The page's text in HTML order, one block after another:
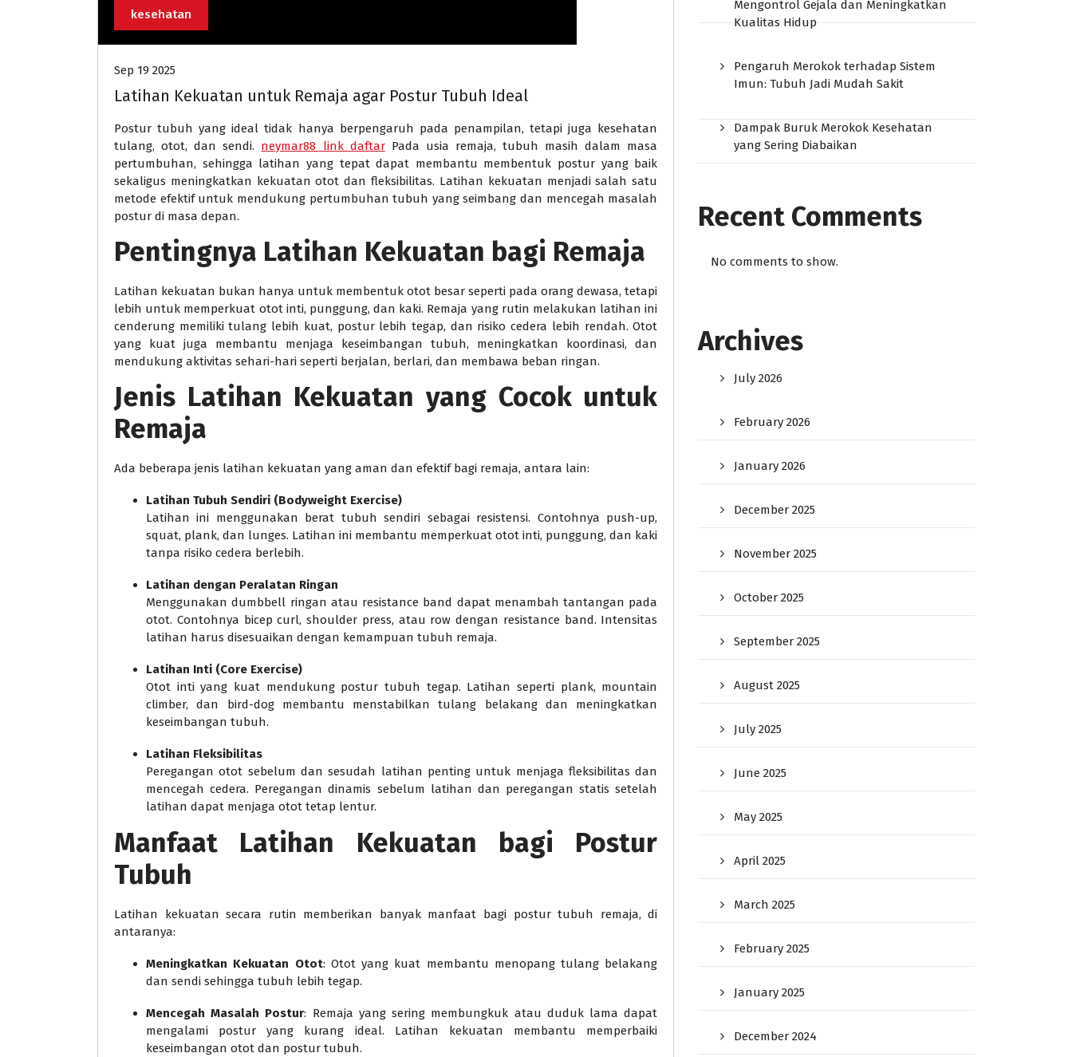
kesehatan
Sep 19 2025
Latihan Kekuatan untuk Remaja agar Postur Tubuh Ideal
Postur tubuh yang ideal tidak hanya berpengaruh pada penampilan, tetapi juga kesehatan
tulang, otot, dan sendi. neymar88 link daftarPada usia remaja, tubuh masih dalam masa
pertumbuhan, sehingga latihan yang tepat dapat membantu membentuk postur yang baik
sekaligus meningkatkan kekuatan otot dan fleksibilitas. Latihan kekuatan menjadi salah satu
metode efektif untuk mendukung pertumbuhan tubuh yang seimbang dan mencegah masalah
postur di masa depan.
Pentingnya Latihan Kekuatan bagi Remaja
Latihan kekuatan bukan hanya untuk membentuk otot besar seperti pada orang dewasa, tetapi
lebih untuk memperkuat otot inti, punggung, dan kaki. Remaja yang rutin melakukan latihan ini
cenderung memiliki tulang lebih kuat, postur lebih tegap, dan risiko cedera lebih rendah. Otot
yang kuat juga membantu menjaga keseimbangan tubuh, meningkatkan koordinasi, dan
mendukung aktivitas sehari-hari seperti berjalan, berlari, dan membawa beban ringan.
Jenis Latihan Kekuatan yang Cocok untuk
Remaja
Ada beberapa jenis latihan kekuatan yang aman dan efektif bagi remaja, antara lain:
Latihan Tubuh Sendiri (Bodyweight Exercise)
Latihan ini menggunakan berat tubuh sendiri sebagai resistensi. Contohnya push-up,
squat, plank, dan lunges. Latihan ini membantu memperkuat otot inti, punggung, dan kaki
tanpa risiko cedera berlebih.
Latihan dengan Peralatan Ringan
Menggunakan dumbbell ringan atau resistance band dapat menambah tantangan pada
otot. Contohnya bicep curl, shoulder press, atau row dengan resistance band. Intensitas
latihan harus disesuaikan dengan kemampuan tubuh remaja.
Latihan Inti (Core Exercise)
Otot inti yang kuat mendukung postur tubuh tegap. Latihan seperti plank, mountain
climber, dan bird-dog membantu menstabilkan tulang belakang dan meningkatkan
keseimbangan tubuh.
Latihan Fleksibilitas
Peregangan otot sebelum dan sesudah latihan penting untuk menjaga fleksibilitas dan
mencegah cedera. Peregangan dinamis sebelum latihan dan peregangan statis setelah
latihan dapat menjaga otot tetap lentur.
Manfaat Latihan Kekuatan bagi Postur
Tubuh
Latihan kekuatan secara rutin memberikan banyak manfaat bagi postur tubuh remaja, di
antaranya:
Meningkatkan Kekuatan Otot: Otot yang kuat membantu menopang tulang belakang
dan sendi sehingga tubuh lebih tegap.
Mencegah Masalah Postur: Remaja yang sering membungkuk atau duduk lama dapat
mengalami postur yang kurang ideal. Latihan kekuatan membantu memperbaiki
keseimbangan otot dan postur tubuh.
Mengontrol Gejala dan Meningkatkan
Kualitas Hidup
Pengaruh Merokok terhadap Sistem
Imun: Tubuh Jadi Mudah Sakit
Dampak Buruk Merokok Kesehatan
yang Sering Diabaikan
Recent Comments
No comments to show.
Archives
July 2026
February 2026
January 2026
December 2025
November 2025
October 2025
September 2025
August 2025
July 2025
June 2025
May 2025
April 2025
March 2025
February 2025
January 2025
December 2024